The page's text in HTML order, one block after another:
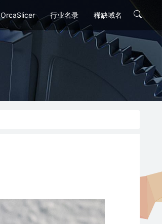
OrcaSlicer 行业名录 稀缺域名